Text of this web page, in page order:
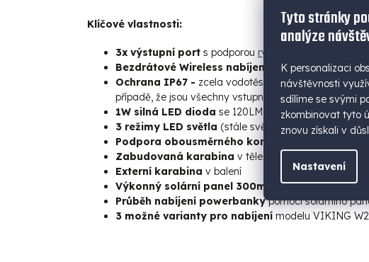
Tyto stránky
analýze
K personalizaci
návštěvnosti
sdílíme se svými
zkombinovat tyto
znovu získali v
Nastavení
Klíčové vlastnosti:
3x výstupní port s podporou rychlonabíjení
Bezdrátové Wireless nabíjení
až do výkonu 10W!
Ochrana IP67 - zcela vodotěsné a odolné tělo
případě, že jsou všechny vstupní i výstupní konektory
1W silná LED dioda se 120LM pro dosvit až 30 metrů
3 režimy LED světla (stále světlo, tlumené světlo,
Podpora obousměrného konektoru USB-C
Zabudovaná karabina v těle powerbanky pro
Externí karabina v balení
Výkonný solární panel 300mA
(špičkový výkon až
Průběh nabíjení powerbankypomocí solárního
3 možné varianty pro nabíjení modelu VIKING